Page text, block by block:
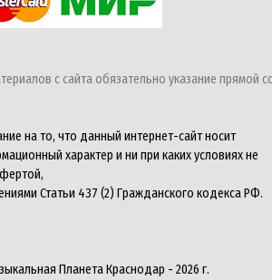
с сайта обязательно указание прямой
на то, что данный интернет-сайт носит
характер и ни при каких условиях не
Статьи 437 (2) Гражданского кодекса РФ.
Планета Краснодар - 2026 г.